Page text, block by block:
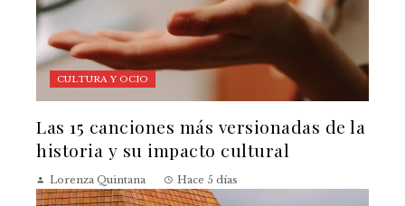
CULTURA Y OCIO
Las 15 canciones más versionadas de la
historia y su impacto cultural
Lorenza Quintana Hace 5 días